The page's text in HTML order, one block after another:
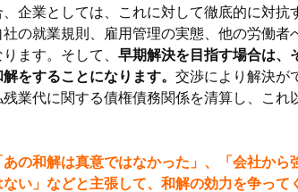
企業としては、これに対して徹底的に対抗
の就業規則、雇用管理の実態、他の労働者
ます。そして、 早期解決を目指す場合は、
をすることになります。 交渉により解決が
業代に関する債権債務関係を清算し、これ
の和解は真意ではなかった」、「会社から
い」などと主張して、和解の効力を争って